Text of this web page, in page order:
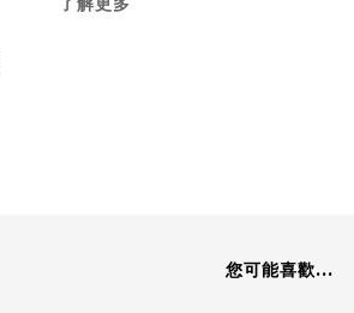
您可能喜歡...